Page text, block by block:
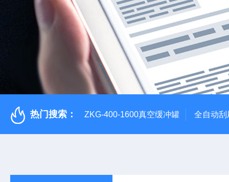
热门搜索： ZKG-400-1600真空缓冲罐 全自动刮